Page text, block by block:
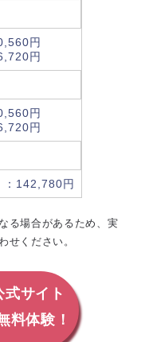
円
円
円
円
：142,780円
る場合があるため、実
せください。
サイト
料体験！